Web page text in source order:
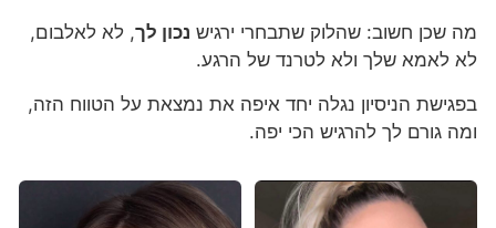
מה שכן חשוב: שהלוק שתבחרי ירגישנכון לך, לא לאלבום,
לא לאמא שלך ולא לטרנד של הרגע.
בפגישת הניסיון נגלה יחד איפה את נמצאת על הטווח הזה,
ומה גורם לך להרגיש הכי יפה.